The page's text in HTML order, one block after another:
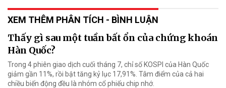
XEM THÊM PHÂN TÍCH - BÌNH LUẬN
Thấy gì sau một tuần bất ổn của chứng khoán
Hàn Quốc?
Trong 4 phiên giao dịch cuối tháng 7, chỉ số KOSPI của Hàn Quốc
giảm gần 11%, rồi bật tăng kỷ lục 17,91%. Tâm điểm của cả hai
chiều biến động đều là nhóm cổ phiếu chip nhớ.